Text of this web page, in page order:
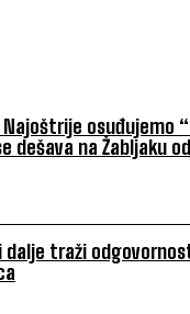
Najoštrije osuđujemo
dešava na Žabljaku
i dalje traži